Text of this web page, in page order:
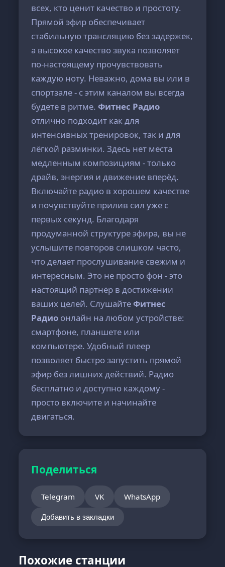
всех, кто ценит качество и простоту.
Прямой эфир обеспечивает
стабильную трансляцию без задержек,
а высокое качество звука позволяет
по-настоящему прочувствовать
каждую ноту. Неважно, дома вы или в
спортзале - с этим каналом вы всегда
будете в ритме.Фитнес Радио
отлично подходит как для
интенсивных тренировок, так и для
лёгкой разминки. Здесь нет места
медленным композициям - только
драйв, энергия и движение вперёд.
Включайте радио в хорошем качестве
и почувствуйте прилив сил уже с
первых секунд. Благодаря
продуманной структуре эфира, вы не
услышите повторов слишком часто,
что делает прослушивание свежим и
интересным. Это не просто фон - это
настоящий партнёр в достижении
ваших целей. СлушайтеФитнес
Радио онлайн на любом устройстве:
смартфоне, планшете или
компьютере. Удобный плеер
позволяет быстро запустить прямой
эфир без лишних действий. Радио
бесплатно и доступно каждому -
просто включите и начинайте
двигаться.
Поделиться
Telegram VK WhatsApp
Добавить в закладки
Похожие станции